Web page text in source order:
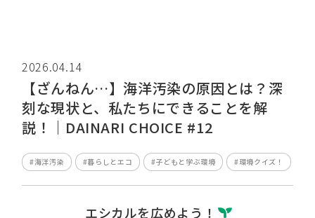
2026.04.14
【ざんねん…】海洋汚染の原因とは？深
刻な現状と、私たちにできることを解
説！｜DAINARI CHOICE #12
#海洋汚染 #暮らしとエコ #子どもと学ぶ環境 #環境クイズ！
エシカルを広めよう！